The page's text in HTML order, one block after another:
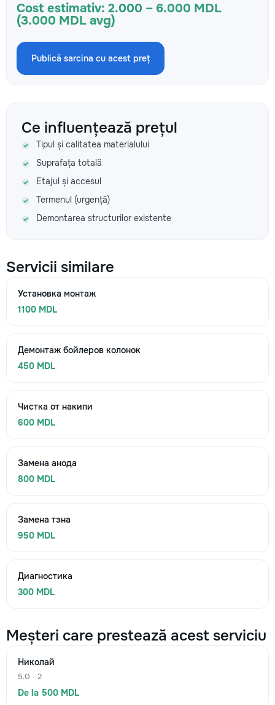
Cost estimativ: 2.000 – 6.000 MDL
(3.000 MDL avg)
Publică sarcina cu acest preț
Ce influențează prețul
Tipul și calitatea materialului
Suprafața totală
Etajul și accesul
Termenul (urgență)
Demontarea structurilor existente
Servicii similare
Установка монтаж
1100 MDL
Демонтаж бойлеров колонок
450 MDL
Чистка от накипи
600 MDL
Замена анода
800 MDL
Замена тэна
950 MDL
Диагностика
300 MDL
Meșteri care prestează acest serviciu
Николай
5.0 · 2
De la 500 MDL